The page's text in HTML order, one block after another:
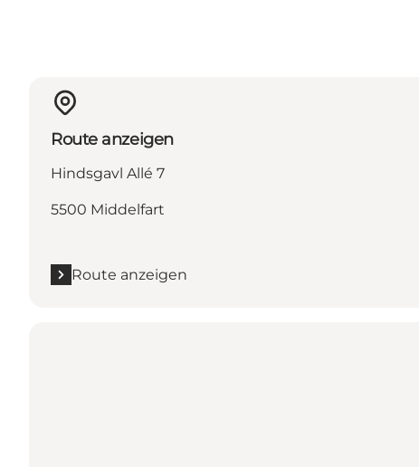
Route anzeigen
Hindsgavl Allé 7
5500 Middelfart
Route anzeigen